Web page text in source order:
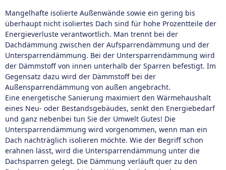
Mangelhafte isolierte Außenwände sowie ein gering bis
überhaupt nicht isoliertes Dach sind für hohe Prozentteile der
Energieverluste verantwortlich. Man trennt bei der
Dachdämmung zwischen der Aufsparrendämmung und der
Untersparrendämmung. Bei der Untersparrendämmung wird
der Dämmstoff von innen unterhalb der Sparren befestigt. Im
Gegensatz dazu wird der Dämmstoff bei der
Außensparrendämmung von außen angebracht.
Eine energetische Sanierung maximiert den Wärmehaushalt
eines Neu- oder Bestandsgebäudes, senkt den Energiebedarf
und ganz nebenbei tun Sie der Umwelt Gutes! Die
Untersparrendämmung wird vorgenommen, wenn man ein
Dach nachträglich isolieren möchte. Wie der Begriff schon
erahnen lässt, wird die Untersparrendämmung unter die
Dachsparren gelegt. Die Dämmung verläuft quer zu den